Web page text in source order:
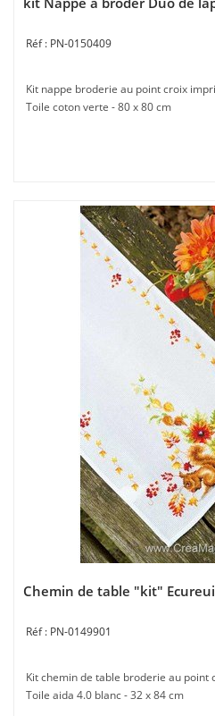
PN-0150409
Kit nappe broderie au point croix
Toile coton verte - 80 x 80 cm
Chemin de table "kit"
PN-0149901
Kit chemin de table broderie au point
Toile aida 4.0 blanc - 32 x 84 cm